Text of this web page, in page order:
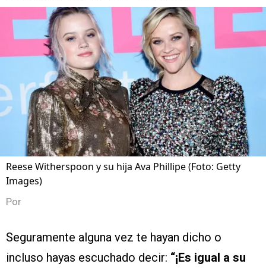
Reese Witherspoon y su hija Ava Phillipe (Foto: Getty
Images)
Por
Seguramente alguna vez te hayan dicho o
incluso hayas escuchado decir: “¡Es igual a su